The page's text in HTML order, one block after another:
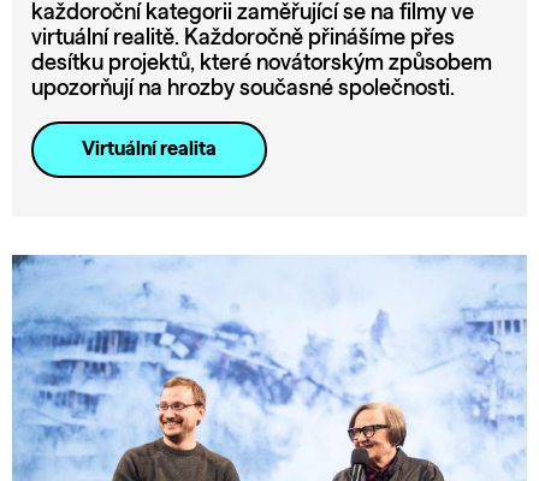
každoroční kategorii zaměřující se na filmy ve
virtuální realitě. Každoročně přinášíme přes
desítku projektů, které novátorským způsobem
upozorňují na hrozby současné společnosti.
Virtuální realita